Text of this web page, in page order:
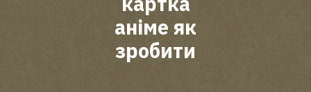
аніме як
зробити